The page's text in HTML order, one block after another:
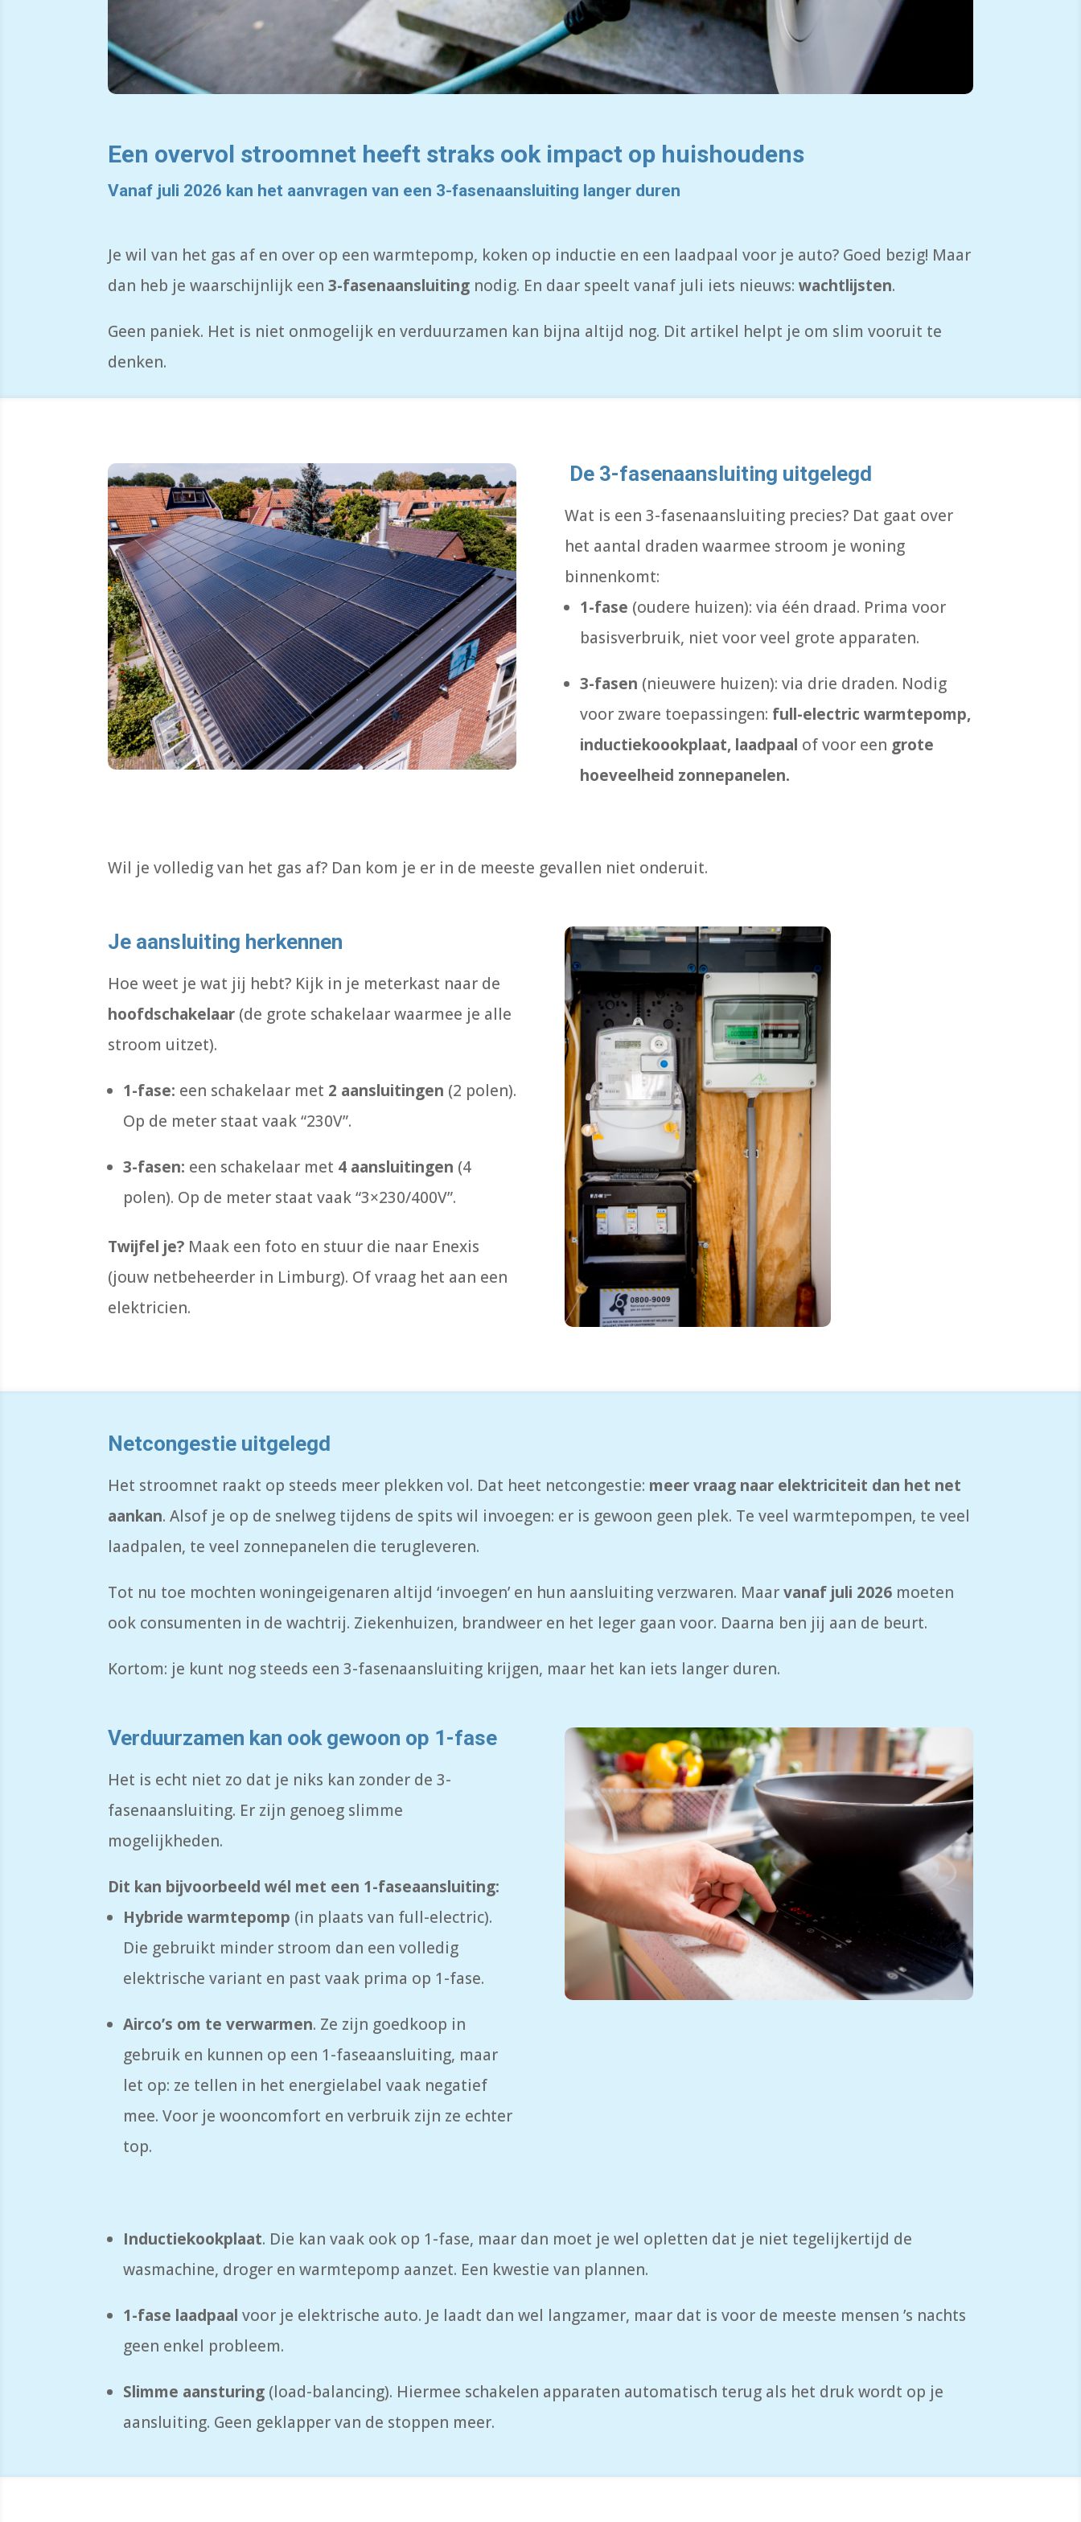
Een overvol stroomnet heeft straks ook impact op huishoudens
Vanaf juli 2026 kan het aanvragen van een 3-fasenaansluiting langer duren
Je wil van het gas af en over op een warmtepomp, koken op inductie en een laadpaal voor je auto? Goed bezig! Maar
dan heb je waarschijnlijk een3-fasenaansluiting nodig. En daar speelt vanaf juli iets nieuws:wachtlijsten.
Geen paniek. Het is niet onmogelijk en verduurzamen kan bijna altijd nog. Dit artikel helpt je om slim vooruit te
denken.
De 3-fasenaansluiting uitgelegd
Wat is een 3-fasenaansluiting precies? Dat gaat over
het aantal draden waarmee stroom je woning
binnenkomt:
1-fase (oudere huizen): via één draad. Prima voor
basisverbruik, niet voor veel grote apparaten.
3-fasen (nieuwere huizen): via drie draden. Nodig
voor zware toepassingen: full-electric warmtepomp,
inductiekoookplaat, laadpaal of voor een grote
hoeveelheid zonnepanelen.
Wil je volledig van het gas af? Dan kom je er in de meeste gevallen niet onderuit.
Je aansluiting herkennen
Hoe weet je wat jij hebt? Kijk in je meterkast naar de
hoofdschakelaar (de grote schakelaar waarmee je alle
stroom uitzet).
1-fase: een schakelaar met 2 aansluitingen (2 polen).
Op de meter staat vaak “230V”.
3-fasen: een schakelaar met 4 aansluitingen (4
polen). Op de meter staat vaak “3×230/400V”.
Twijfel je? Maak een foto en stuur die naar Enexis
(jouw netbeheerder in Limburg). Of vraag het aan een
elektricien.
Netcongestie uitgelegd
Het stroomnet raakt op steeds meer plekken vol. Dat heet netcongestie: meer vraag naar elektriciteit dan het net
aankan. Alsof je op de snelweg tijdens de spits wil invoegen: er is gewoon geen plek. Te veel warmtepompen, te veel
laadpalen, te veel zonnepanelen die terugleveren.
Tot nu toe mochten woningeigenaren altijd ‘invoegen’ en hun aansluiting verzwaren. Maarvanaf juli 2026 moeten
ook consumenten in de wachtrij. Ziekenhuizen, brandweer en het leger gaan voor. Daarna ben jij aan de beurt.
Kortom: je kunt nog steeds een 3-fasenaansluiting krijgen, maar het kan iets langer duren.
Verduurzamen kan ook gewoon op 1-fase
Het is echt niet zo dat je niks kan zonder de 3-
fasenaansluiting. Er zijn genoeg slimme
mogelijkheden.
Dit kan bijvoorbeeld wél met een 1-faseaansluiting:
Hybride warmtepomp (in plaats van full-electric).
Die gebruikt minder stroom dan een volledig
elektrische variant en past vaak prima op 1-fase.
Airco’s om te verwarmen. Ze zijn goedkoop in
gebruik en kunnen op een 1-faseaansluiting, maar
let op: ze tellen in het energielabel vaak negatief
mee. Voor je wooncomfort en verbruik zijn ze echter
top.
Inductiekookplaat. Die kan vaak ook op 1-fase, maar dan moet je wel opletten dat je niet tegelijkertijd de
wasmachine, droger en warmtepomp aanzet. Een kwestie van plannen.
1-fase laadpaalvoor je elektrische auto. Je laadt dan wel langzamer, maar dat is voor de meeste mensen ’s nachts
geen enkel probleem.
Slimme aansturing (load-balancing). Hiermee schakelen apparaten automatisch terug als het druk wordt op je
aansluiting. Geen geklapper van de stoppen meer.